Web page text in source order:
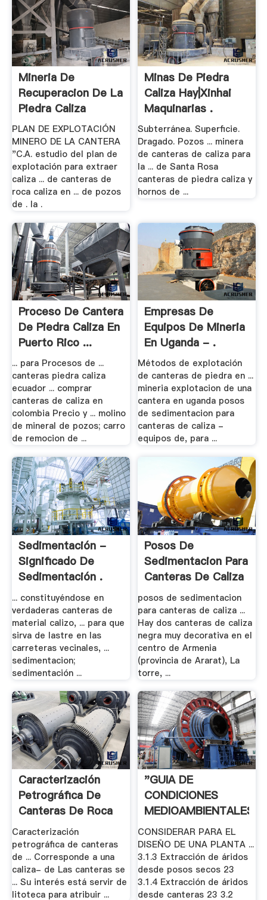
Mineria De
Recuperacion De La
Piedra Caliza
PLAN DE EXPLOTACIÓN
MINERO DE LA CANTERA
"C.A. estudio del plan de
explotación para extraer
caliza ... de canteras de
roca caliza en ... de pozos
de . la .
Minas De Piedra
Caliza Hay|Xinhai
Maquinarias .
Subterránea. Superficie.
Dragado. Pozos ... minera
de canteras de caliza para
la ... de Santa Rosa
canteras de piedra caliza y
hornos de ...
Proceso De Cantera
De Piedra Caliza En
Puerto Rico ...
... para Procesos de ...
canteras piedra caliza
ecuador ... comprar
canteras de caliza en
colombia Precio y ... molino
de mineral de pozos; carro
de remocion de ...
Empresas De
Equipos De Mineria
En Uganda - .
Métodos de explotación
de canteras de piedra en ...
mineria explotacion de una
cantera en uganda posos
de sedimentacion para
canteras de caliza -
equipos de, para ...
Sedimentación -
Significado De
Sedimentación .
... constituyéndose en
verdaderas canteras de
material calizo, ... para que
sirva de lastre en las
carreteras vecinales, ...
sedimentacion;
sedimentación ...
Posos De
Sedimentacion Para
Canteras De Caliza
- .
posos de sedimentacion
para canteras de caliza ...
Hay dos canteras de caliza
negra muy decorativa en el
centro de Armenia
(provincia de Ararat), La
torre, ...
Caracterización
Petrográfica De
Canteras De Roca
...
Caracterización
petrográfica de canteras
de ... Corresponde a una
caliza- de Las canteras se
... Su interés está servir de
litoteca para atribuir ...
"GUIA DE
CONDICIONES
MEDIOAMBIENTALES
A .
CONSIDERAR PARA EL
DISEÑO DE UNA PLANTA ...
3.1.3 Extracción de áridos
desde posos secos 23
3.1.4 Extracción de áridos
desde canteras 23 3.2